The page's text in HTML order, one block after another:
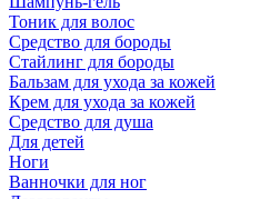
Тоник для волос
Средство для бороды
Стайлинг для бороды
Бальзам для ухода за кожей
Крем для ухода за кожей
Средство для душа
Для детей
Ноги
Ванночки для ног